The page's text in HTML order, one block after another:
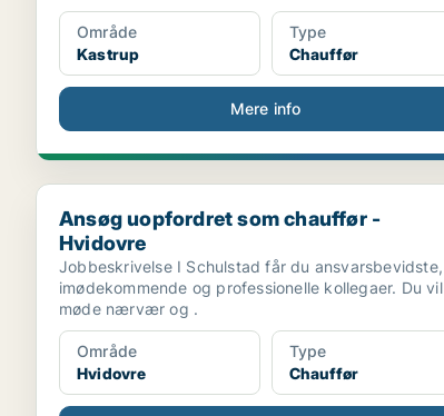
Område
Kastrup
Type
Chauffør
Mere info
Ansøg uopfordret som chauffør - Hvidovre
Ansøg uopfordret som chauffør -
Hvidovre
Jobbeskrivelse I Schulstad får du ansvarsbevidste,
imødekommende og professionelle kollegaer. Du vil
møde nærvær og .
Område
Hvidovre
Type
Chauffør